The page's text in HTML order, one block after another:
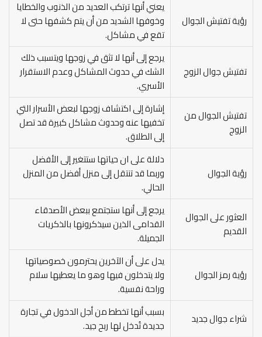
رؤية تفتيش الجوال
يعني أنها ترتكب العديد من الذنوب والخطايا
وخوفها الشديد من أن يتم كشفها حتى لا
تقع في مشاكل.
تفتيش جوال الزوج
يرجع إلى أنها لا تثق في زوجها ويتسبب ذلك
الشك في حدوث المشاكل وعدم الاستقرار
الأسري.
تفتيش الجوال من
الزوج
إشارة إلى اكتشاف زوجها لبعض الأسرار التي
تخفيها عنه وحدوث مشاكل كبيرة قد تصل
إلى الطلاق.
رؤية الجوال
دلالة على ان حياتها ستتغير إلى الأفضل
وربما قد تنتقل إلى منزل أفضل من المنزل
الحالي.
العثور على الجوال
القديم
يرجع إلى أنها ستجتمع ببعض الأصدقاء
القدامى الذين سيذكرونها بالذكريات
الجميلة.
رؤية رمز الجوال
يدل على أن الآخرين يحترمون خصوصياتها
ولا يتدخلون فيها وهو ما يعطيها سلام
وراحة نفسية.
شراء جوال جديد
بسبب أنها تخطط من أجل الدخول في تجارة
جديدة تُدخل لها ربح جيد.